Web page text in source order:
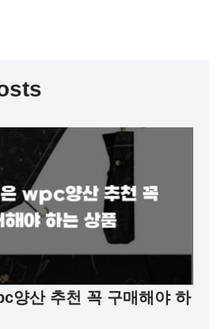
양산 추천 꼭 구매해야 하